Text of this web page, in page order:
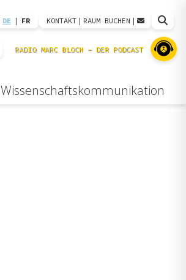
DE | FR KONTAKT | RAUM BUCHEN |
Wissenschaftskommunikation